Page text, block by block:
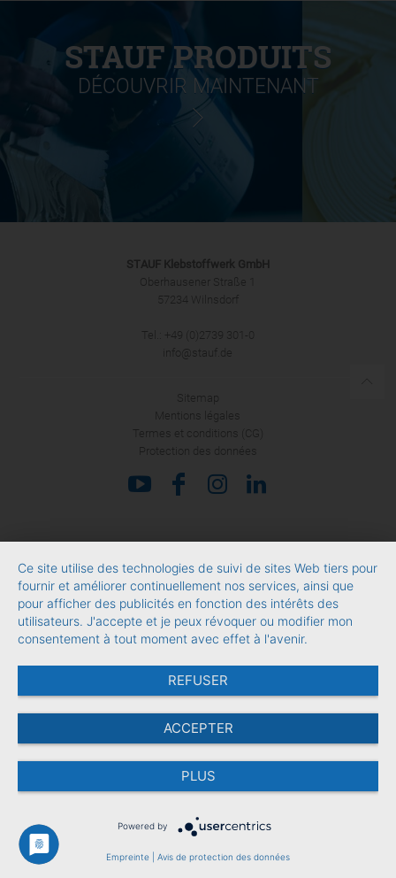
STAUF PRODUITS
DÉCOUVRIR MAINTENANT
STAUF Klebstoffwerk GmbH
Oberhausener Straße 1
57234 Wilnsdorf
Tel.: +49 (0)2739 301-0
info@stauf.de
Sitemap
Mentions légales
Termes et conditions (CG)
Protection des données
Ce site utilise des technologies de suivi de sites Web tiers pour
fournir et améliorer continuellement nos services, ainsi que
pour afficher des publicités en fonction des intérêts des
utilisateurs. J'accepte et je peux révoquer ou modifier mon
consentement à tout moment avec effet à l'avenir.
REFUSER
ACCEPTER
PLUS
Powered by
Empreinte Avis de protection des données